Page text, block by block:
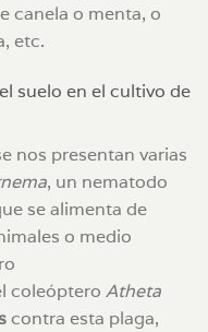
canela o menta, o
etc.
suelo en el cultivo de
nos presentan varias
, un nematodo
se alimenta de
o medio
coleóptero Atheta
contra esta plaga,